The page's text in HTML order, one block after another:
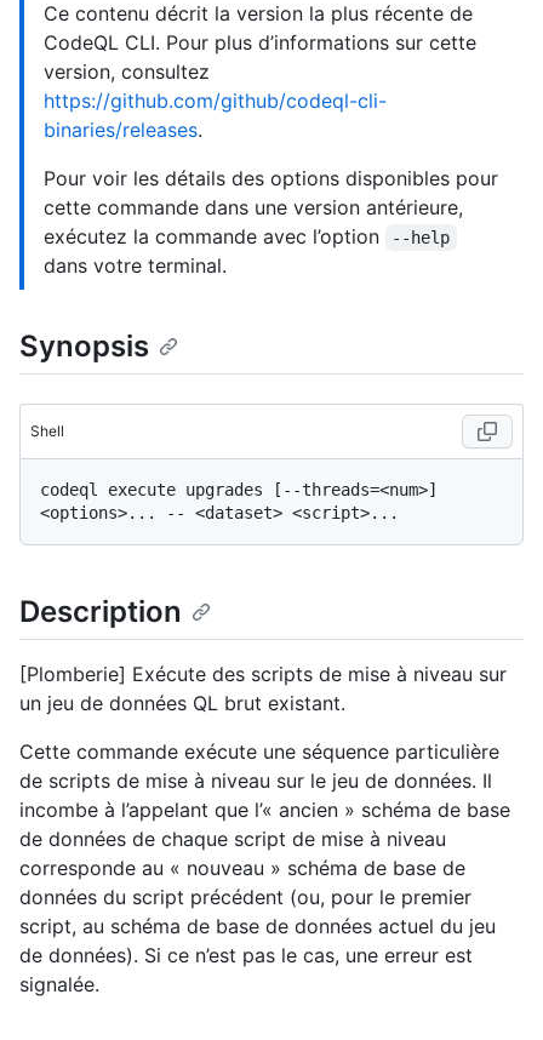
Ce contenu décrit la version la plus récente de
CodeQL CLI. Pour plus d’informations sur cette
version, consultez
https://github.com/github/codeql-cli-
binaries/releases.
Pour voir les détails des options disponibles pour
cette commande dans une version antérieure,
exécutez la commande avec l’option
--help
dans votre terminal.
Synopsis
Shell
codeql execute upgrades [--threads=<num>]
Description
[Plomberie] Exécute des scripts de mise à niveau sur
un jeu de données QL brut existant.
Cette commande exécute une séquence particulière
de scripts de mise à niveau sur le jeu de données. Il
incombe à l’appelant que l’« ancien » schéma de base
de données de chaque script de mise à niveau
corresponde au « nouveau » schéma de base de
données du script précédent (ou, pour le premier
script, au schéma de base de données actuel du jeu
de données). Si ce n’est pas le cas, une erreur est
signalée.